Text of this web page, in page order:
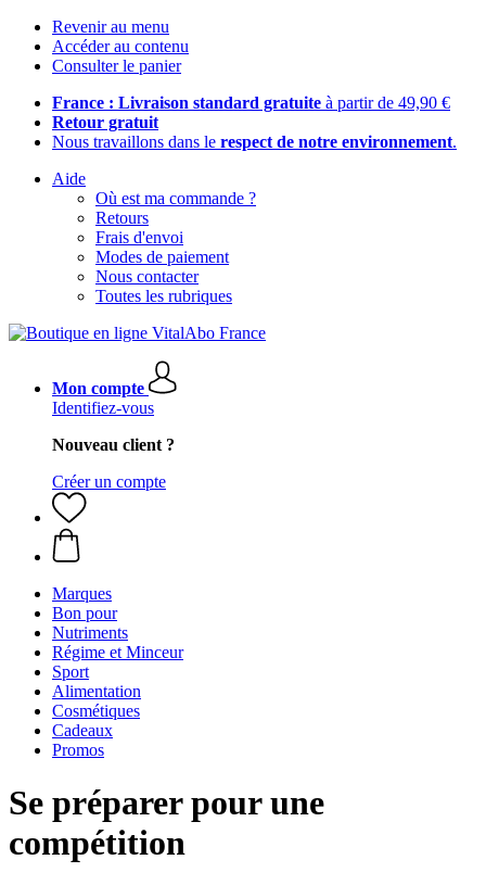
Revenir au menu
Accéder au contenu
Consulter le panier
France : Livraison standard gratuite à partir de 49,90 €
Retour gratuit
Nous travaillons dans le respect de notre environnement.
Aide
Où est ma commande ?
Retours
Frais d'envoi
Modes de paiement
Nous contacter
Toutes les rubriques
Mon compte
Identifiez-vous
Nouveau client ?
Créer un compte
Marques
Bon pour
Nutriments
Régime et Minceur
Sport
Alimentation
Cosmétiques
Cadeaux
Promos
Se préparer pour une
compétition